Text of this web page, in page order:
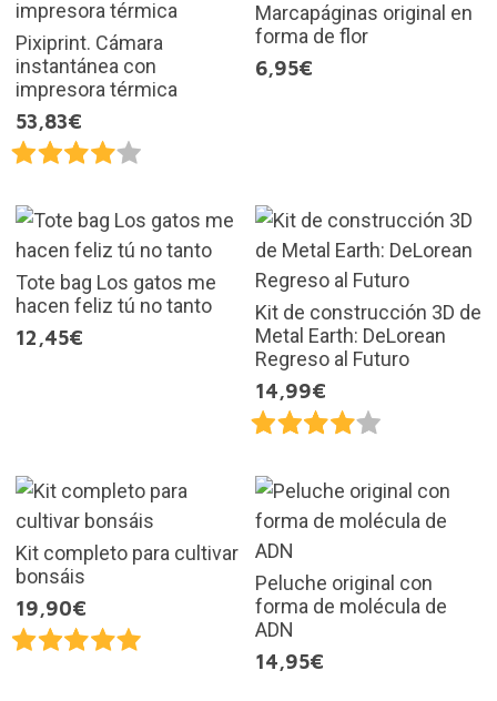
Pixiprint. Cámara
instantánea con
impresora térmica
53,83€
Marcapáginas original en
forma de flor
6,95€
Tote bag Los gatos me
hacen feliz tú no tanto
12,45€
Kit de construcción 3D de
Metal Earth: DeLorean
Regreso al Futuro
14,99€
Kit completo para cultivar
bonsáis
19,90€
Peluche original con
forma de molécula de
ADN
14,95€